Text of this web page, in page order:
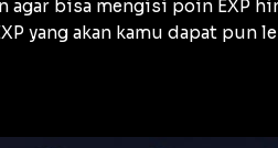
bisa mengisi poin EXP
akan kamu dapat pun